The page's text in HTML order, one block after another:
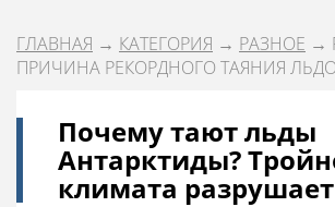
ГЛАВНАЯ → КАТЕГОРИЯ → РАЗНОЕ →
ПРИЧИНА РЕКОРДНОГО ТАЯНИЯ
Почему тают льды
Антарктиды?
климата